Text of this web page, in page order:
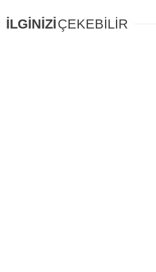
İLGİNİZİÇEKEBİLİR